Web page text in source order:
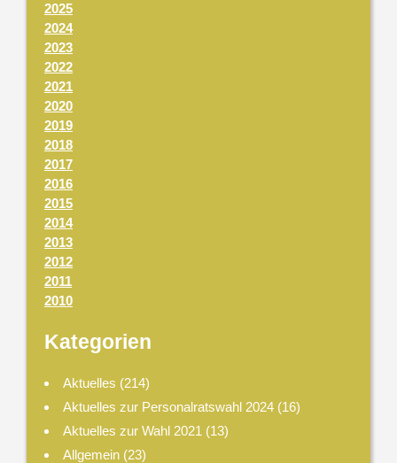
2025
2024
2023
2022
2021
2020
2019
2018
2017
2016
2015
2014
2013
2012
2011
2010
Kategorien
Aktuelles (214)
Aktuelles zur Personalratswahl 2024 (16)
Aktuelles zur Wahl 2021 (13)
Allgemein (23)